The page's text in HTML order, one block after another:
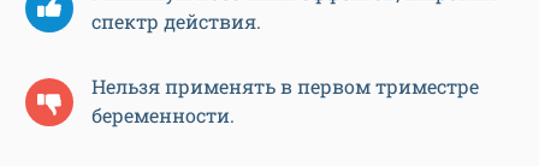
спектр действия.
Нельзя применять в первом триместре
беременности.